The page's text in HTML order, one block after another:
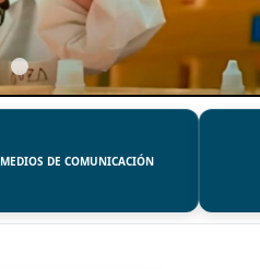
MEDIOS DE COMUNICACIÓN